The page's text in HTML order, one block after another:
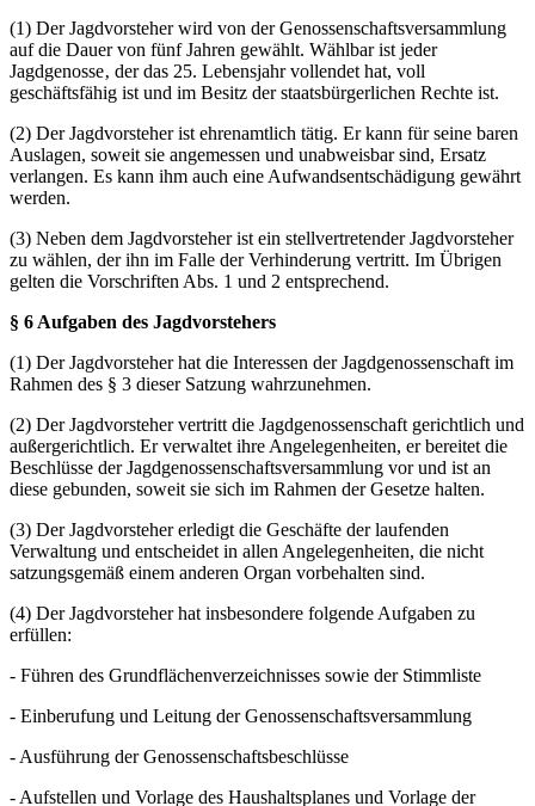
(1) Der Jagdvorsteher wird von der Genossenschaftsversammlung
auf die Dauer von fünf Jahren gewählt. Wählbar ist jeder
Jagdgenosse‚ der das 25. Lebensjahr vollendet hat, voll
geschäftsfähig ist und im Besitz der staatsbürgerlichen Rechte ist.
(2) Der Jagdvorsteher ist ehrenamtlich tätig. Er kann für seine baren
Auslagen, soweit sie angemessen und unabweisbar sind, Ersatz
verlangen. Es kann ihm auch eine Aufwandsentschädigung gewährt
werden.
(3) Neben dem Jagdvorsteher ist ein stellvertretender Jagdvorsteher
zu wählen, der ihn im Falle der Verhinderung vertritt. Im Übrigen
gelten die Vorschriften Abs. 1 und 2 entsprechend.
§ 6 Aufgaben des Jagdvorstehers
(1) Der Jagdvorsteher hat die Interessen der Jagdgenossenschaft im
Rahmen des § 3 dieser Satzung wahrzunehmen.
(2) Der Jagdvorsteher vertritt die Jagdgenossenschaft gerichtlich und
außergerichtlich. Er verwaltet ihre Angelegenheiten, er bereitet die
Beschlüsse der Jagdgenossenschaftsversammlung vor und ist an
diese gebunden, soweit sie sich im Rahmen der Gesetze halten.
(3) Der Jagdvorsteher erledigt die Geschäfte der laufenden
Verwaltung und entscheidet in allen Angelegenheiten, die nicht
satzungsgemäß einem anderen Organ vorbehalten sind.
(4) Der Jagdvorsteher hat insbesondere folgende Aufgaben zu
erfüllen:
- Führen des Grundflächenverzeichnisses sowie der Stimmliste
- Einberufung und Leitung der Genossenschaftsversammlung
- Ausführung der Genossenschaftsbeschlüsse
- Aufstellen und Vorlage des Haushaltsplanes und Vorlage der